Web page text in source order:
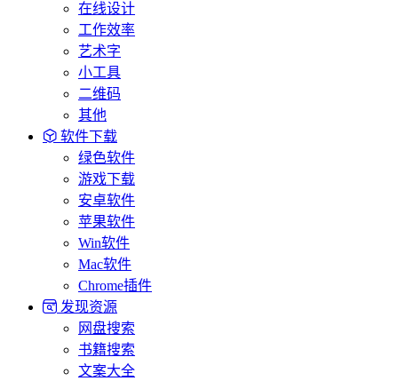
在线设计
工作效率
艺术字
小工具
二维码
其他
软件下载
绿色软件
游戏下载
安卓软件
苹果软件
Win软件
Mac软件
Chrome插件
发现资源
网盘搜索
书籍搜索
文案大全